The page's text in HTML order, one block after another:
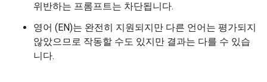
위반하는 프롬프트는 차단됩니다.
영어 (EN)는 완전히 지원되지만 다른 언어는 평가되지
않았으므로 작동할 수도 있지만 결과는 다를 수 있습
니다.